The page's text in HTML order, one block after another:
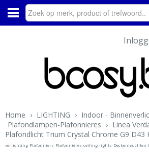
Home › LIGHTING › Indoor -
Plafondlampen-Plafonnieres › Linea
Plafondlicht Trium Crystal Chrome G9 D43
verlichting-Plafonniers-Plafonnières-ceiling-lights-Deckenleuchten-